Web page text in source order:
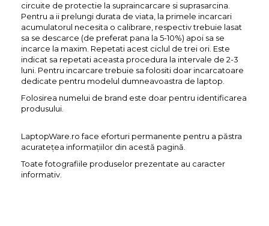
circuite de protectie la supraincarcare si suprasarcina.
Pentru a ii prelungi durata de viata, la primele incarcari
acumulatorul necesita o calibrare, respectiv trebuie lasat
sa se descarce (de preferat pana la 5-10%) apoi sa se
incarce la maxim. Repetati acest ciclul de trei ori. Este
indicat sa repetati aceasta procedura la intervale de 2-3
luni. Pentru incarcare trebuie sa folositi doar incarcatoare
dedicate pentru modelul dumneavoastra de laptop.
Folosirea numelui de brand este doar pentru identificarea
produsului.
LaptopWare.ro face eforturi permanente pentru a păstra
acurateţea informaţiilor din acestă pagină.
Toate fotografiile produselor prezentate au caracter
informativ.